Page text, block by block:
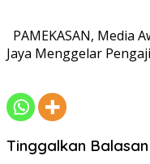
PAMEKASAN, Media
Jaya Menggelar
Tinggalkan Balasan